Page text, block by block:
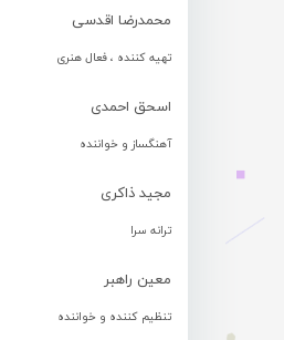
محمدرضا اقدسی
تهیه کننده ، فعال هنری
اسحق احمدی
آهنگساز و خواننده
مجید ذاکری
ترانه سرا
معین راهبر
تنظیم کننده و خواننده